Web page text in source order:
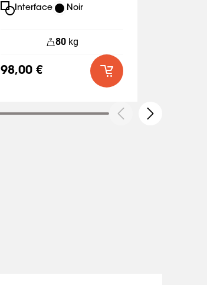
Interface Noir
80 kg
98,00 €